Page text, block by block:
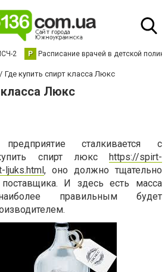
2 Р Расписание врачей в детской
Где купить спирт класса Люкс
класса Люкс
сталкивается с
спирт люкс https://spirt-
ljuks.html, оно должно тщательно
И здесь есть масса
правильным будет